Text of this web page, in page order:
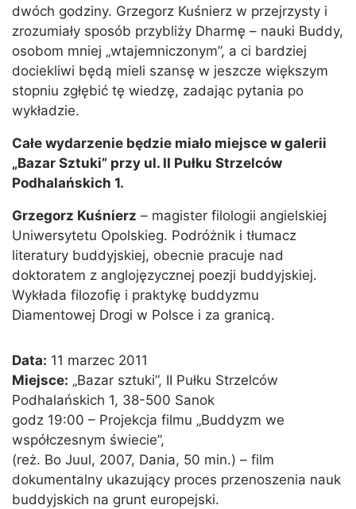
dwóch godziny. Grzegorz Kuśnierz w przejrzysty i
zrozumiały sposób przybliży Dharmę – nauki Buddy,
osobom mniej „wtajemniczonym”, a ci bardziej
dociekliwi będą mieli szansę w jeszcze większym
stopniu zgłębić tę wiedzę, zadając pytania po
wykładzie.
Całe wydarzenie będzie miało miejsce w galerii
„Bazar Sztuki” przy ul. II Pułku Strzelców
Podhalańskich 1.
Grzegorz Kuśnierz – magister filologii angielskiej
Uniwersytetu Opolskieg. Podróżnik i tłumacz
literatury buddyjskiej, obecnie pracuje nad
doktoratem z anglojęzycznej poezji buddyjskiej.
Wykłada filozofię i praktykę buddyzmu
Diamentowej Drogi w Polsce i za granicą.
Data: 11 marzec 2011
Miejsce: „Bazar sztuki”, II Pułku Strzelców
Podhalańskich 1, 38-500 Sanok
godz 19:00 – Projekcja filmu „Buddyzm we
współczesnym świecie”,
(reż. Bo Juul, 2007, Dania, 50 min.) – film
dokumentalny ukazujący proces przenoszenia nauk
buddyjskich na grunt europejski.